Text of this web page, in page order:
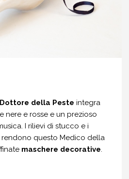
Dottore della Peste integra
nere e rosse e un prezioso
I rilievi di stucco e i
rendono questo Medico della
maschere decorative